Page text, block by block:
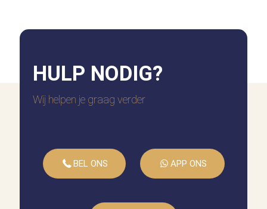
HULP NODIG?
Wij helpen je graag verder
BEL ONS APP ONS